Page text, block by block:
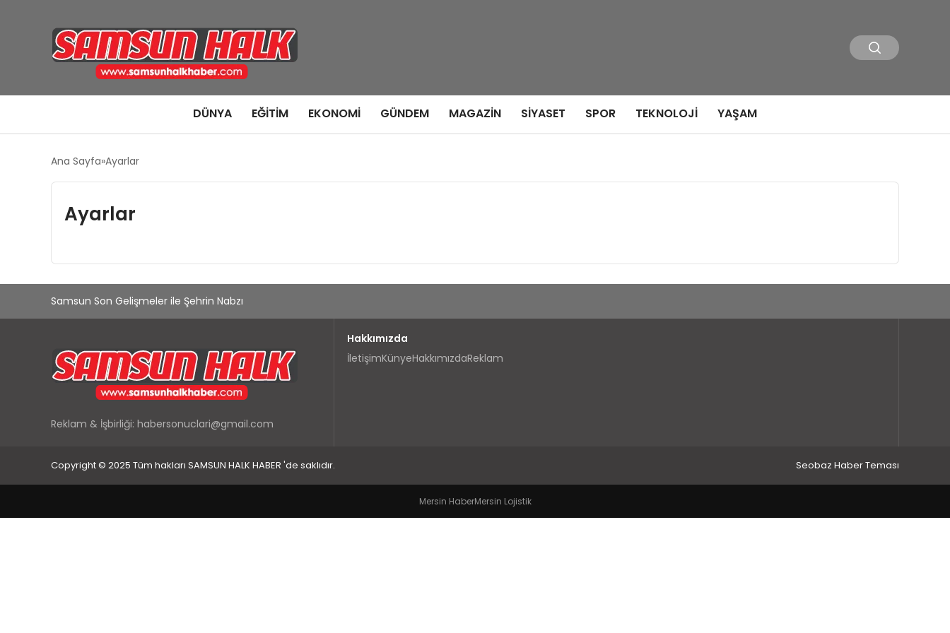
DÜNYA EĞITIM EKONOMI GÜNDEM MAGAZIN SIYASET SPOR TEKNOLOJI YAŞAM
Ana Sayfa Ayarlar
Ayarlar
Samsun Son Gelişmeler ile Şehrin Nabzı
Reklam & İşbirliği: habersonuclari@gmail.com
Hakkımızda
İletişimKünyeHakkımızdaReklam
Copyright © 2025 Tüm hakları SAMSUN HALK HABER 'de saklıdır. Seobaz Haber Teması
Mersin HaberMersin Lojistik